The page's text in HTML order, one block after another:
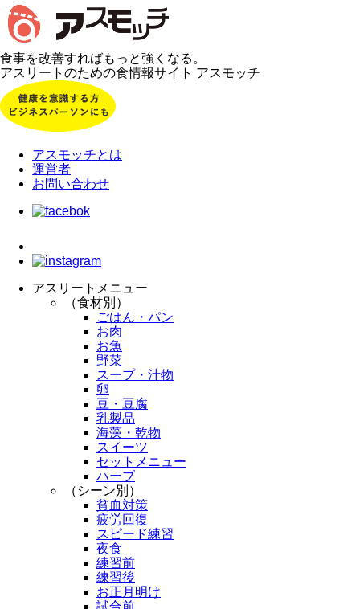
食事を改善すればもっと強くなる。
アスリートのための食情報サイト アスモッチ
アスモッチとは
運営者
お問い合わせ
アスリートメニュー
（食材別）
ごはん・パン
お肉
お魚
野菜
スープ・汁物
卵
豆・豆腐
乳製品
海藻・乾物
スイーツ
セットメニュー
ハーブ
（シーン別）
貧血対策
疲労回復
スピード練習
夜食
練習前
練習後
お正月明け
試合前